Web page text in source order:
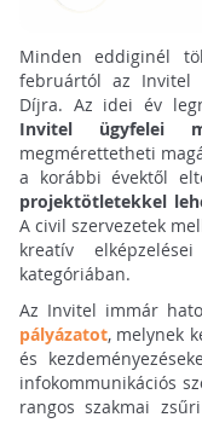
Minden eddiginél
februártól az Invitel
Díjra. Az idei év
Invitel ügyfelei
megmérettetheti
a korábbi évektől
projektötletekkel
A civil szervezetek
kreatív
kategóriában.
Az Invitel immár
pályázatot, melynek
és
infokommunikációs
rangos szakmai